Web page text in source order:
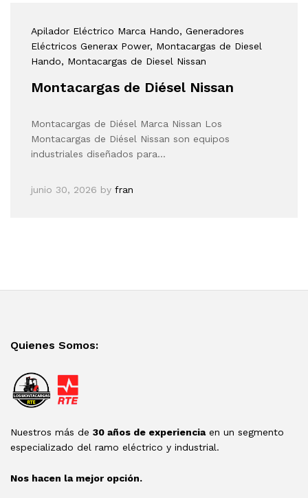
Apilador Eléctrico Marca Hando, Generadores
Eléctricos Generax Power, Montacargas de Diesel
Hando, Montacargas de Diesel Nissan
Montacargas de Diésel Nissan
Montacargas de Diésel Marca Nissan Los
Montacargas de Diésel Nissan son equipos
industriales diseñados para…
junio 30, 2026 by fran
Quienes Somos:
Nuestros más de 30 años de experienciaen un segmento
especializado del ramo eléctrico y industrial.
Nos hacen la mejor opción.